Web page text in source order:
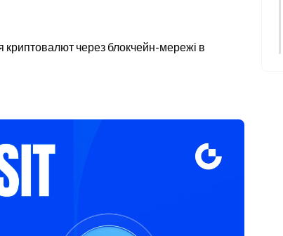
через блокчейн-мережі в